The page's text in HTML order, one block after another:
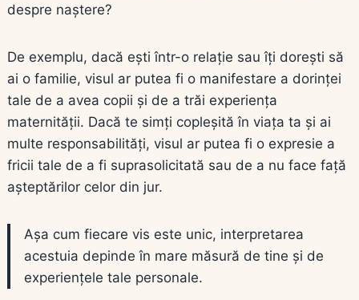
despre naștere?
De exemplu, dacă ești într-o relație sau îți dorești să
ai o familie, visul ar putea fi o manifestare a dorinței
tale de a avea copii și de a trăi experiența
maternității. Dacă te simți copleșită în viața ta și ai
multe responsabilități, visul ar putea fi o expresie a
fricii tale de a fi suprasolicitată sau de a nu face față
așteptărilor celor din jur.
Așa cum fiecare vis este unic, interpretarea
acestuia depinde în mare măsură de tine și de
experiențele tale personale.